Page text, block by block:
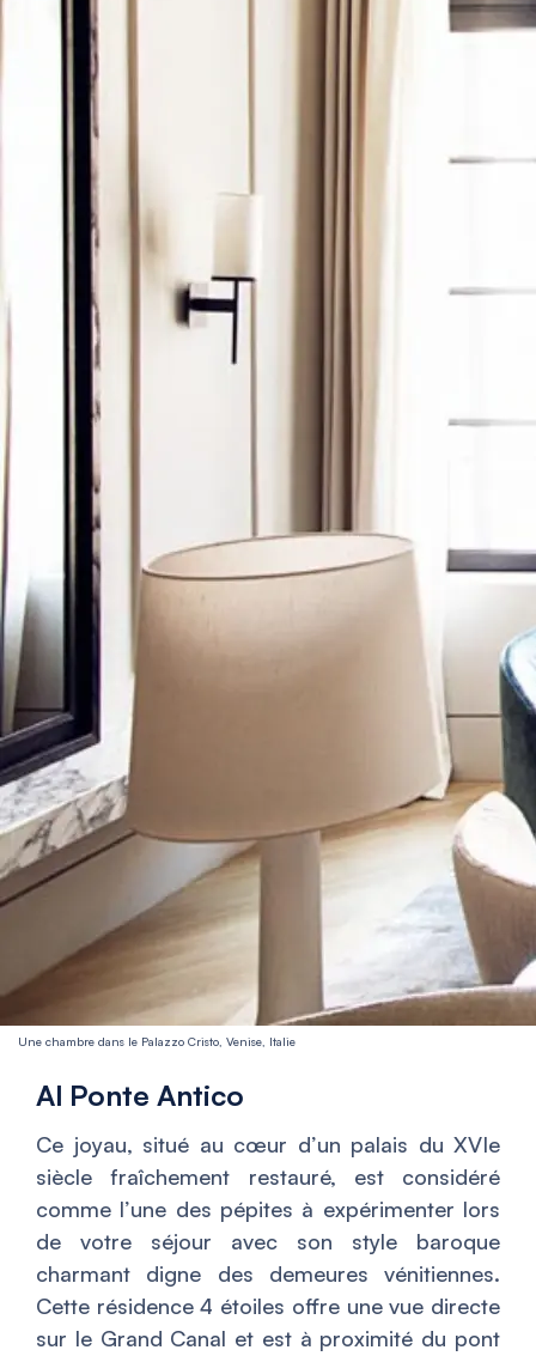
Une chambre dans le Palazzo Cristo, Venise, Italie
Al Ponte Antico
Ce joyau, situé au cœur d’un palais du XVIe
siècle fraîchement restauré, est considéré
comme l’une des pépites à expérimenter lors
de votre séjour avec son style baroque
charmant digne des demeures vénitiennes.
Cette résidence 4 étoiles offre une vue directe
sur le Grand Canal et est à proximité du pont